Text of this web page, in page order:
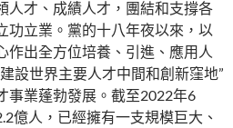
人才、成績人才，團結和支撐各
功立業。黨的十八年夜以來，以
作出全方位培養、引進、應用人
設世界主要人才中間和創新窪地”
事業蓬勃發展。截至2022年6
億人，已經擁有一支規模巨大、